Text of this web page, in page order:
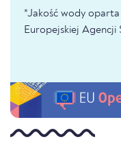
*Jakość wody
Europejskiej Agencji